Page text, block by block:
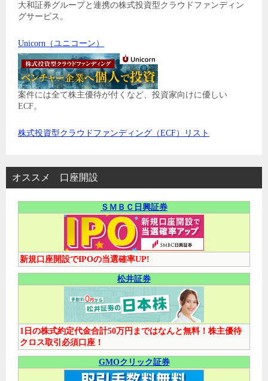
大和証券グループと連携の株式投資型クラウドファンディン
グサービス。
Unicorn（ユニコーン）
案件には全て株主優待が付くなど、投資家向けに優しい
ECF。
株式投資型クラウドファンディング（ECF）リスト
オススメ 口座開設
ＳＭＢＣ日興証券
新規口座開設でIPOの当選確率UP!
松井証券
1日の株式約定代金合計50万円まではなんと無料！株主優待
クロス取引必須口座！
GMOクリック証券